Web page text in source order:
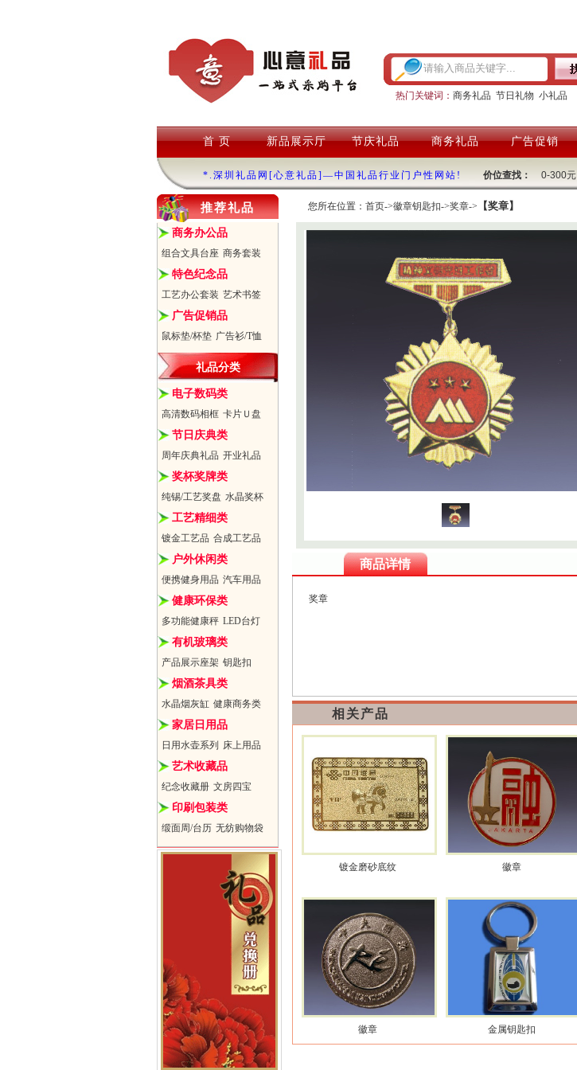
热门关键词： 商务礼品 节日礼物 小礼品
首 页
新品展示厅 节庆礼品 商务礼品 广告促销
*.深圳礼品网[心意礼品]—中国礼品行业门户性网站! 价位查找： 0-300元
推荐礼品
商务办公品
组合文具台座 商务套装
特色纪念品
工艺办公套装 艺术书签
广告促销品
鼠标垫/杯垫 广告衫/T恤
礼品分类
电子数码类
高清数码相框 卡片Ｕ盘
节日庆典类
周年庆典礼品 开业礼品
奖杯奖牌类
纯锡/工艺奖盘 水晶奖杯
工艺精细类
镀金工艺品 合成工艺品
户外休闲类
便携健身用品 汽车用品
健康环保类
多功能健康秤 LED台灯
有机玻璃类
产品展示座架 钥匙扣
烟酒茶具类
水晶烟灰缸 健康商务类
家居日用品
日用水壶系列 床上用品
艺术收藏品
纪念收藏册 文房四宝
印刷包装类
缎面周/台历 无纺购物袋
您所在位置： 首页->徽章钥匙扣->奖章-> 【奖章】
商品详情
奖章
相关产品
镀金磨砂底纹 徽章
徽章 金属钥匙扣